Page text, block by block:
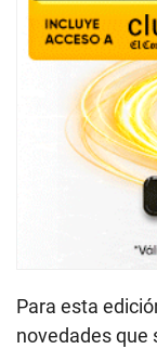
Para esta
novedades que